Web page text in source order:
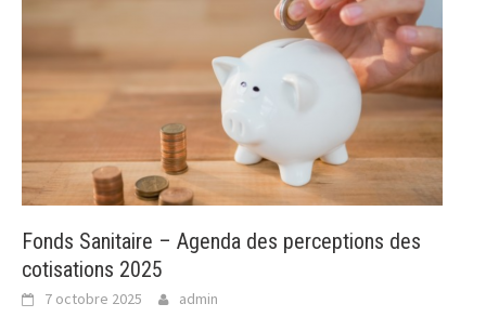
Fonds Sanitaire – Agenda des perceptions des
cotisations 2025
7 octobre 2025 admin